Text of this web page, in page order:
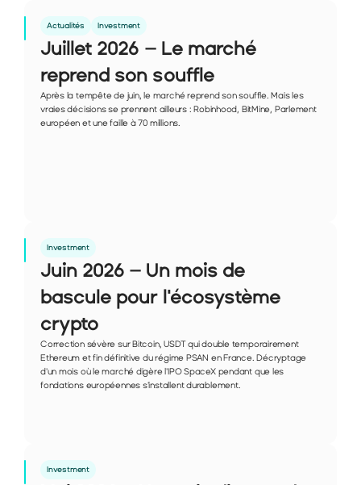
Actualités Investment
Juillet 2026 – Le marché
reprend son souffle
Après la tempête de juin, le marché reprend son souffle. Mais les
vraies décisions se prennent ailleurs : Robinhood, BitMine, Parlement
européen et une faille à 70 millions.
Investment
Juin 2026 – Un mois de
bascule pour l'écosystème
crypto
Correction sévère sur Bitcoin, USDT qui double temporairement
Ethereum et fin définitive du régime PSAN en France. Décryptage
d'un mois où le marché digère l'IPO SpaceX pendant que les
fondations européennes s'installent durablement.
Investment